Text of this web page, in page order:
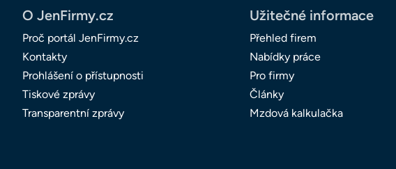
O JenFirmy.cz
Proč portál JenFirmy.cz
Kontakty
Prohlášení o přístupnosti
Tiskové zprávy
Transparentní zprávy
Užitečné informace
Přehled firem
Nabídky práce
Pro firmy
Články
Mzdová kalkulačka